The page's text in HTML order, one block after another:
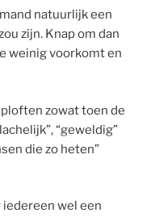
natuurlijk een
zijn. Knap om dan
weinig voorkomt en
zowat toen de
“geweldig”
die zo heten”
iedereen wel een